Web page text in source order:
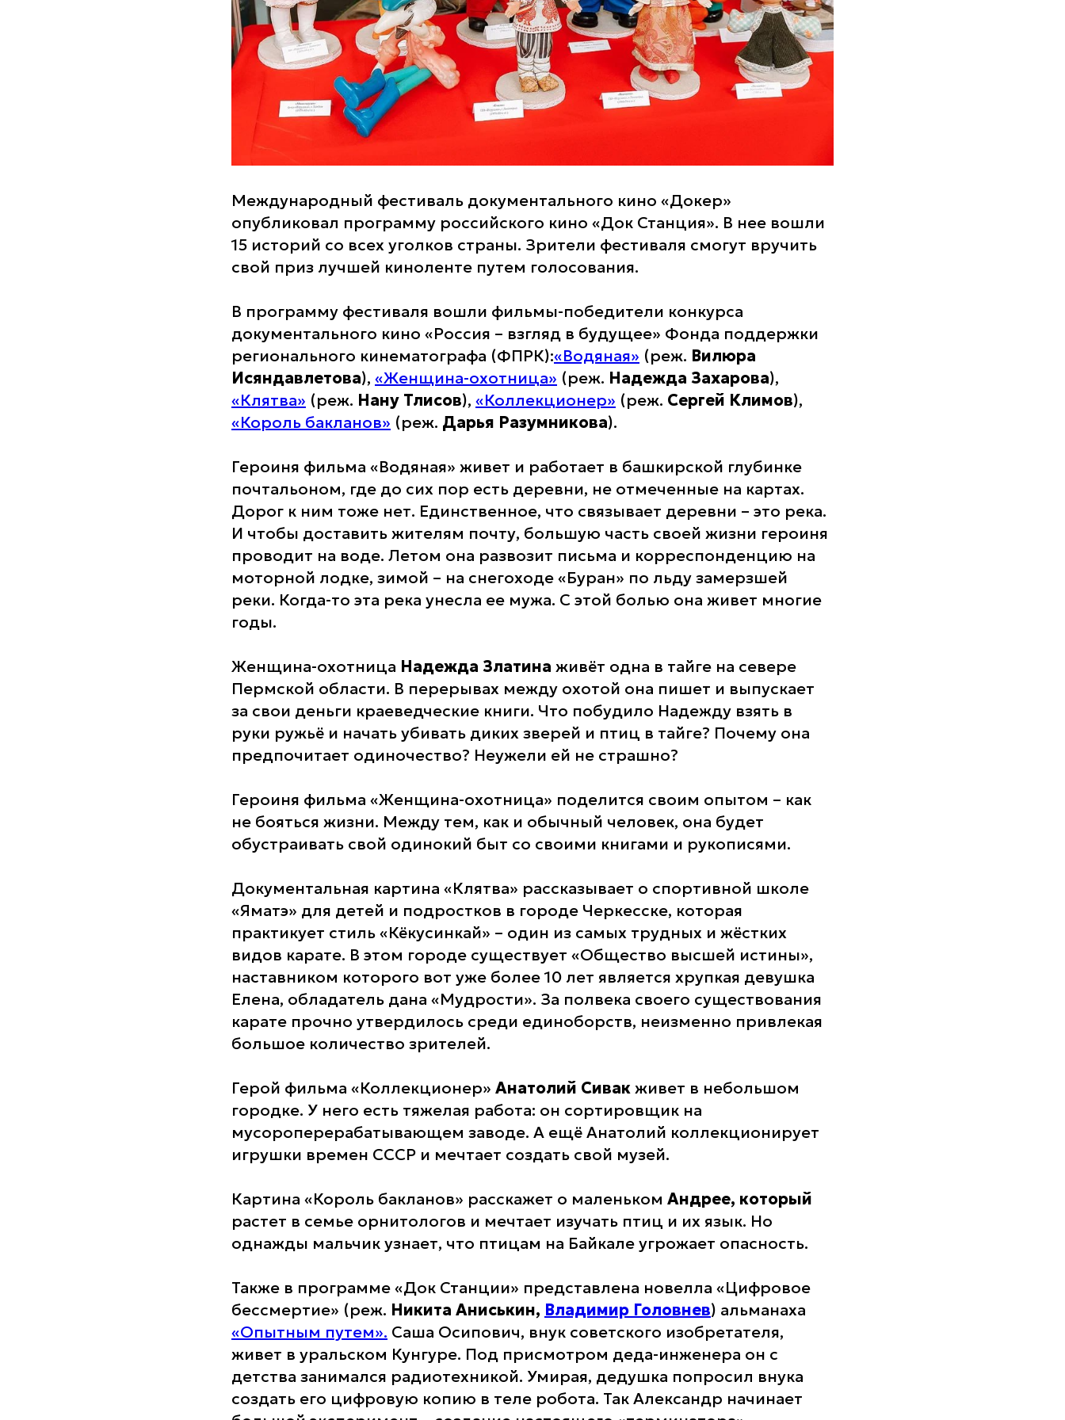
Международный фестиваль документального кино «Докер»
опубликовал программу российского кино «Док Станция». В нее вошли
15 историй со всех уголков страны. Зрители фестиваля смогут вручить
свой приз лучшей киноленте путем голосования.
В программу фестиваля вошли фильмы-победители конкурса
документального кино «Россия – взгляд в будущее» Фонда поддержки
регионального кинематографа (ФПРК):«Водяная» (реж. Вилюра
Исяндавлетова), «Женщина-охотница» (реж. Надежда Захарова),
«Клятва» (реж. Нану Тлисов), «Коллекционер» (реж. Сергей Климов),
«Король бакланов» (реж. Дарья Разумникова).
Героиня фильма «Водяная» живет и работает в башкирской глубинке
почтальоном, где до сих пор есть деревни, не отмеченные на картах.
Дорог к ним тоже нет. Единственное, что связывает деревни – это река.
И чтобы доставить жителям почту, большую часть своей жизни героиня
проводит на воде. Летом она развозит письма и корреспонденцию на
моторной лодке, зимой – на снегоходе «Буран» по льду замерзшей
реки. Когда-то эта река унесла ее мужа. С этой болью она живет многие
годы.
Женщина-охотница Надежда Златина живёт одна в тайге на севере
Пермской области. В перерывах между охотой она пишет и выпускает
за свои деньги краеведческие книги. Что побудило Надежду взять в
руки ружьё и начать убивать диких зверей и птиц в тайге? Почему она
предпочитает одиночество? Неужели ей не страшно?
Героиня фильма «Женщина-охотница» поделится своим опытом – как
не бояться жизни. Между тем, как и обычный человек, она будет
обустраивать свой одинокий быт со своими книгами и рукописями.
Документальная картина «Клятва» рассказывает о спортивной школе
«Яматэ» для детей и подростков в городе Черкесске, которая
практикует стиль «Кёкусинкай» – один из самых трудных и жёстких
видов карате. В этом городе существует «Общество высшей истины»,
наставником которого вот уже более 10 лет является хрупкая девушка
Елена, обладатель дана «Мудрости». За полвека своего существования
карате прочно утвердилось среди единоборств, неизменно привлекая
большое количество зрителей.
Герой фильма «Коллекционер» Анатолий Сивакживет в небольшом
городке. У него есть тяжелая работа: он сортировщик на
мусороперерабатывающем заводе. А ещё Анатолий коллекционирует
игрушки времен СССР и мечтает создать свой музей.
Картина «Король бакланов» расскажет о маленьком Андрее, который
растет в семье орнитологов и мечтает изучать птиц и их язык. Но
однажды мальчик узнает, что птицам на Байкале угрожает опасность.
Также в программе «Док Станции» представлена новелла «Цифровое
бессмертие» (реж. Никита Аниськин, Владимир Головнев) альманаха
«Опытным путем». Саша Осипович, внук советского изобретателя,
живет в уральском Кунгуре. Под присмотром деда-инженера он с
детства занимался радиотехникой. Умирая, дедушка попросил внука
создать его цифровую копию в теле робота. Так Александр начинает